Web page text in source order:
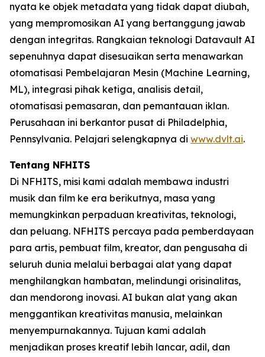
nyata ke objek metadata yang tidak dapat diubah,
yang mempromosikan AI yang bertanggung jawab
dengan integritas. Rangkaian teknologi Datavault AI
sepenuhnya dapat disesuaikan serta menawarkan
otomatisasi Pembelajaran Mesin (Machine Learning,
ML), integrasi pihak ketiga, analisis detail,
otomatisasi pemasaran, dan pemantauan iklan.
Perusahaan ini berkantor pusat di Philadelphia,
Pennsylvania. Pelajari selengkapnya di www.dvlt.ai.
Tentang NFHITS
Di NFHITS, misi kami adalah membawa industri
musik dan film ke era berikutnya, masa yang
memungkinkan perpaduan kreativitas, teknologi,
dan peluang. NFHITS percaya pada pemberdayaan
para artis, pembuat film, kreator, dan pengusaha di
seluruh dunia melalui berbagai alat yang dapat
menghilangkan hambatan, melindungi orisinalitas,
dan mendorong inovasi. AI bukan alat yang akan
menggantikan kreativitas manusia, melainkan
menyempurnakannya. Tujuan kami adalah
menjadikan proses kreatif lebih lancar, adil, dan